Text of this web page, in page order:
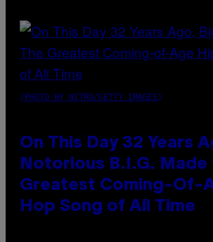
(PHOTO BY NITRO/GETTY IMAGES)
On This Day 32 Years
Notorious B.I.G. Made
Greatest Coming-Of-
Hop Song of All Time